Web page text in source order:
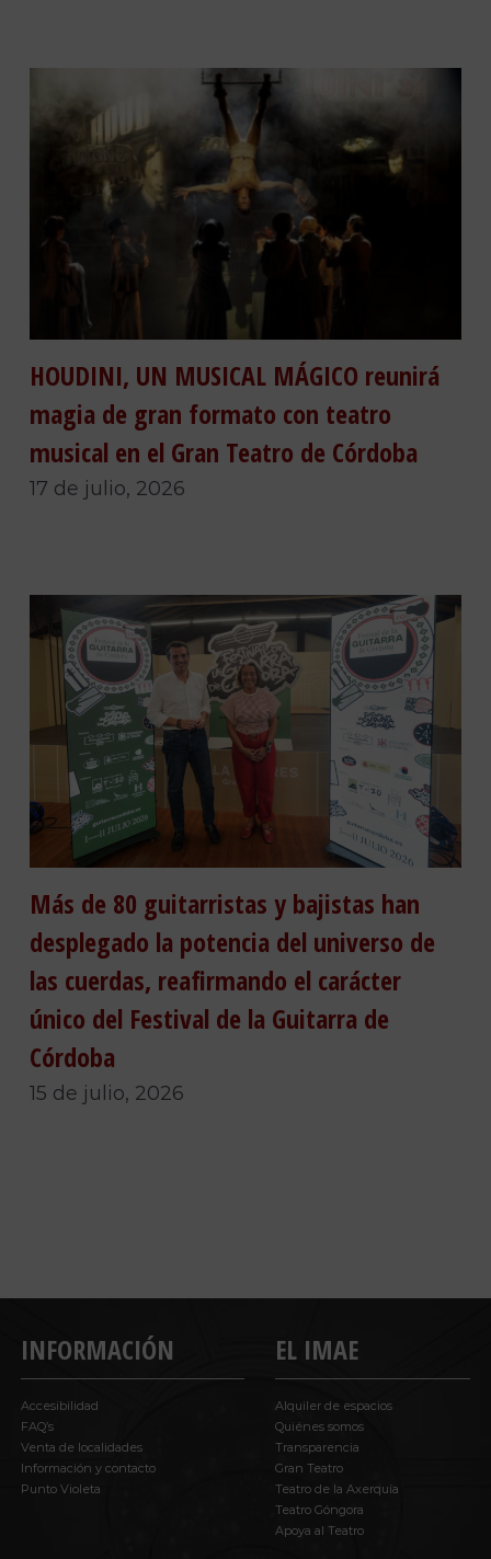
HOUDINI, UN MUSICAL MÁGICO reunirá
magia de gran formato con teatro
musical en el Gran Teatro de Córdoba
17 de julio, 2026
Más de 80 guitarristas y bajistas han
desplegado la potencia del universo de
las cuerdas, reafirmando el carácter
único del Festival de la Guitarra de
Córdoba
15 de julio, 2026
INFORMACIÓN
Accesibilidad
FAQ’s
Venta de localidades
Información y contacto
Punto Violeta
EL IMAE
Alquiler de espacios
Quiénes somos
Transparencia
Gran Teatro
Teatro de la Axerquía
Teatro Góngora
Apoya al Teatro